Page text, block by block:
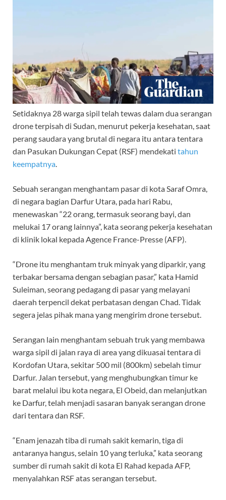
Setidaknya 28 warga sipil telah tewas dalam dua serangan
drone terpisah di Sudan, menurut pekerja kesehatan, saat
perang saudara yang brutal di negara itu antara tentara
dan Pasukan Dukungan Cepat (RSF) mendekati tahun
keempatnya.
Sebuah serangan menghantam pasar di kota Saraf Omra,
di negara bagian Darfur Utara, pada hari Rabu,
menewaskan “22 orang, termasuk seorang bayi, dan
melukai 17 orang lainnya”, kata seorang pekerja kesehatan
di klinik lokal kepada Agence France-Presse (AFP).
“Drone itu menghantam truk minyak yang diparkir, yang
terbakar bersama dengan sebagian pasar,” kata Hamid
Suleiman, seorang pedagang di pasar yang melayani
daerah terpencil dekat perbatasan dengan Chad. Tidak
segera jelas pihak mana yang mengirim drone tersebut.
Serangan lain menghantam sebuah truk yang membawa
warga sipil di jalan raya di area yang dikuasai tentara di
Kordofan Utara, sekitar 500 mil (800km) sebelah timur
Darfur. Jalan tersebut, yang menghubungkan timur ke
barat melalui ibu kota negara, El Obeid, dan melanjutkan
ke Darfur, telah menjadi sasaran banyak serangan drone
dari tentara dan RSF.
“Enam jenazah tiba di rumah sakit kemarin, tiga di
antaranya hangus, selain 10 yang terluka,” kata seorang
sumber di rumah sakit di kota El Rahad kepada AFP,
menyalahkan RSF atas serangan tersebut.